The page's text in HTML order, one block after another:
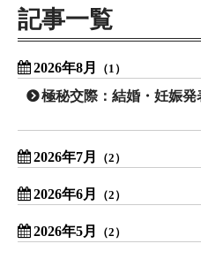
記事一覧
2026年8月 （1）
極秘交際：結婚・妊娠発
2026年7月 （2）
2026年6月 （2）
2026年5月 （2）